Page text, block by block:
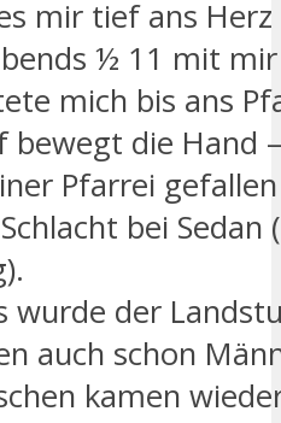
mir tief ans
½ 11 mit
mich bis ans
die Hand
Pfarrei
bei Sedan
wurde der
auch schon
kamen